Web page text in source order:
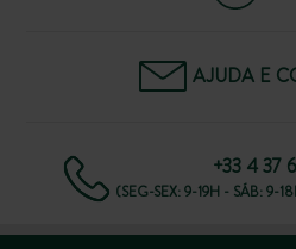
AJUDA E
+33 4 37
(SEG-SEX: 9-19H - SÁB: 9-